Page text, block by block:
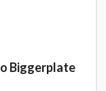
Biggerplate